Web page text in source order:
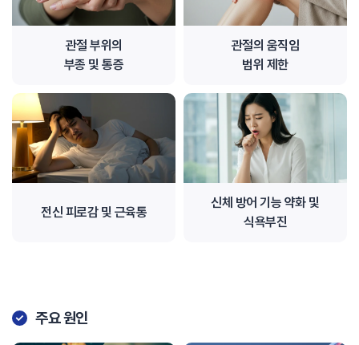
관절 부위의
부종 및 통증
관절의 움직임
범위 제한
전신 피로감 및 근육통
신체 방어 기능 약화 및
식욕부진
주요 원인